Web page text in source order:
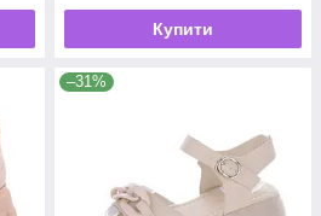
Купити
–31%